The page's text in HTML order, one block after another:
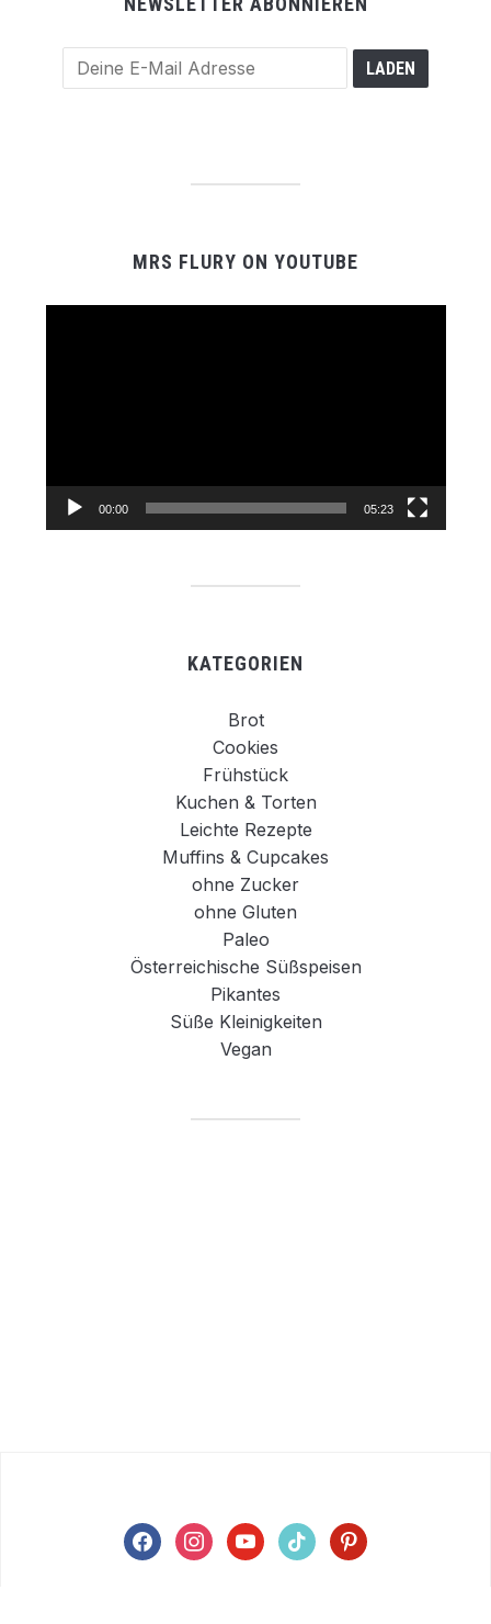
MRS FLURY ON YOUTUBE
00:00 05:23
KATEGORIEN
Brot
Cookies
Frühstück
Kuchen & Torten
Leichte Rezepte
Muffins & Cupcakes
ohne Zucker
ohne Gluten
Paleo
Österreichische Süßspeisen
Pikantes
Süße Kleinigkeiten
Vegan
facebookinstagramyoutubetiktok pinterest